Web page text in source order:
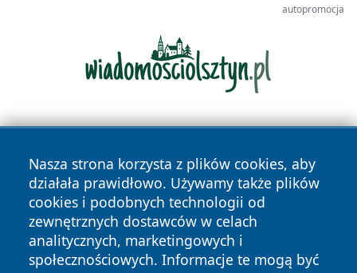
autopromocja
Nasza strona korzysta z plików cookies, aby
działała prawidłowo. Używamy także plików
cookies i podobnych technologii od
zewnętrznych dostawców w celach
analitycznych, marketingowych i
społecznościowych. Informacje te mogą być
Copyright © 2026 newsynowodworskie.pl Wszystkie prawa
zastrzeżone.